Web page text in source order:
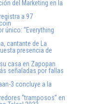
del Marketing en la
a 97
único: “Everything
cantante de La
presencia de
casa en Zapopan
señaladas por fallas
3 concluye a la
“tramposos” en